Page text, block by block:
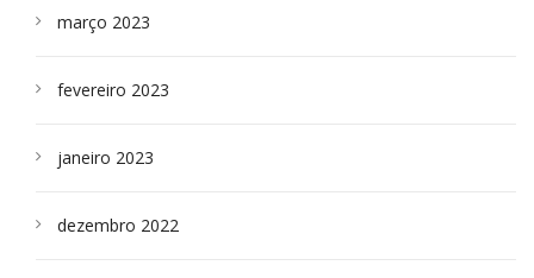
março 2023
fevereiro 2023
janeiro 2023
dezembro 2022